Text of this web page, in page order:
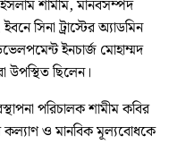
শামীম, মানবসম্পদ
সিনা ট্রাস্টের অ্যাডমিন
ইনচার্জ মোহাম্মদ
উপস্থিত ছিলেন।
পরিচালক শামীম কবির
ও মানবিক মূল্যবোধকে